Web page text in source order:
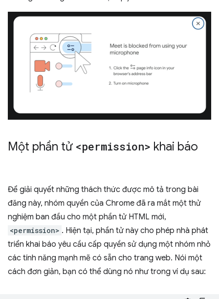
Một phần tử <permission> khai báo
Để giải quyết những thách thức được mô tả trong bài
đăng này, nhóm quyền của Chrome đã ra mắt một thử
nghiệm ban đầu cho một phần tử HTML mới,
<permission> . Hiện tại, phần tử này cho phép nhà phát
triển khai báo yêu cầu cấp quyền sử dụng một nhóm nhỏ
các tính năng mạnh mẽ có sẵn cho trang web. Nói một
cách đơn giản, bạn có thể dùng nó như trong ví dụ sau: